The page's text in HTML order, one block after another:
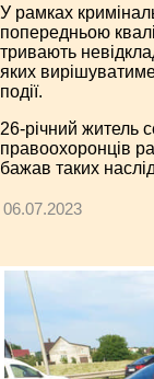
У рамках
попередньою
тривають
яких
події.
26-річний житель
правоохоронців
бажав таких
06.07.2023